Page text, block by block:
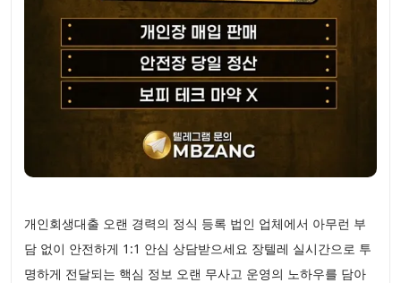
개인회생대출 오랜 경력의 정식 등록 법인 업체에서 아무런 부
담 없이 안전하게 1:1 안심 상담받으세요 장텔레 실시간으로 투
명하게 전달되는 핵심 정보 오랜 무사고 운영의 노하우를 담아